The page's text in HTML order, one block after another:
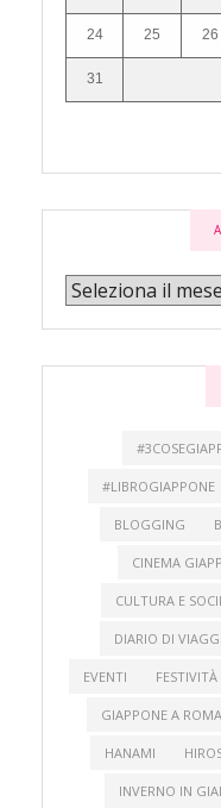
24 25 26
31
#LIBROGIAPPONE
BLOGGING
CINEMA
CULTURA E
DIARIO DI
EVENTI
GIAPPONE A ROMA
HANAMI
INVERNO IN